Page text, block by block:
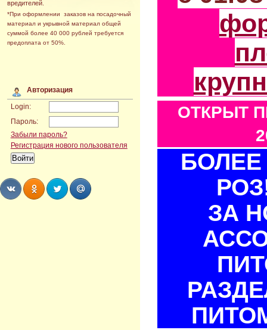
вредителей.
*При оформлении заказов на посадочный
материал и укрывной материал общей
суммой более 40 000 рублей требуется
предоплата от 50%.
Авторизация
Login:
Пароль:
Забыли пароль?
Регистрация нового пользователя
ОТКРЫТ
БОЛЕЕ
ЗА